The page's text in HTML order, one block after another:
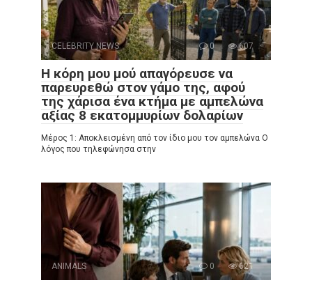
CELEBRITY NEWS 0 607
Η κόρη μου μού απαγόρευσε να
παρευρεθώ στον γάμο της, αφού
της χάρισα ένα κτήμα με αμπελώνα
αξίας 8 εκατομμυρίων δολαρίων
Μέρος 1: Αποκλεισμένη από τον ίδιο μου τον αμπελώνα Ο
λόγος που τηλεφώνησα στην
ANIMALS 0 621